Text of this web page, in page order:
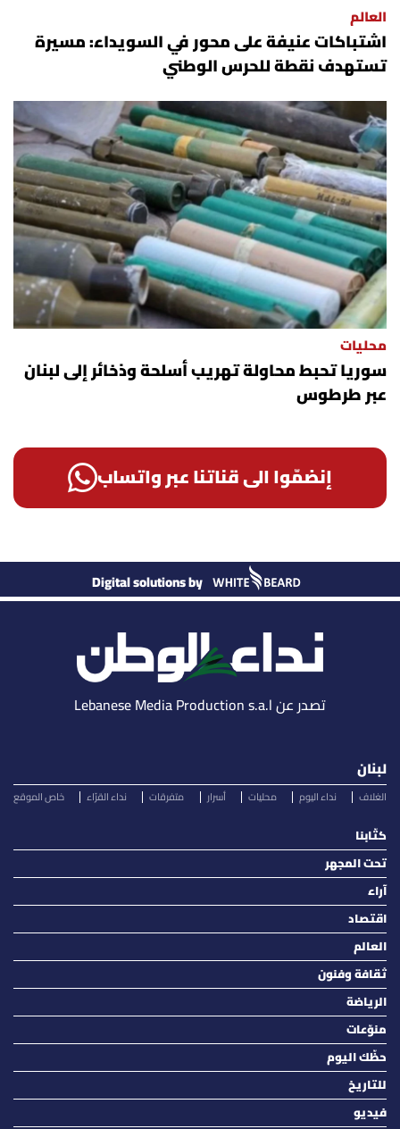
العالم
اشتباكات عنيفة على محور في السويداء: مسيرة
تستهدف نقطة للحرس الوطني
محليات
سوريا تحبط محاولة تهريب أسلحة وذخائر إلى لبنان
عبر طرطوس
إنضمّوا الى قناتنا عبر واتساب
Digital solutions by
تصدر عن Lebanese Media Production s.a.l
لبنان
الغلاف نداء اليوم محليات أسرار متفرقات نداء القرّاء خاص الموقع
كتّابنا
تحت المجهر
آراء
اقتصاد
العالم
ثقافة وفنون
الرياضة
منوّعات
حظّك اليوم
للتاريخ
فيديو